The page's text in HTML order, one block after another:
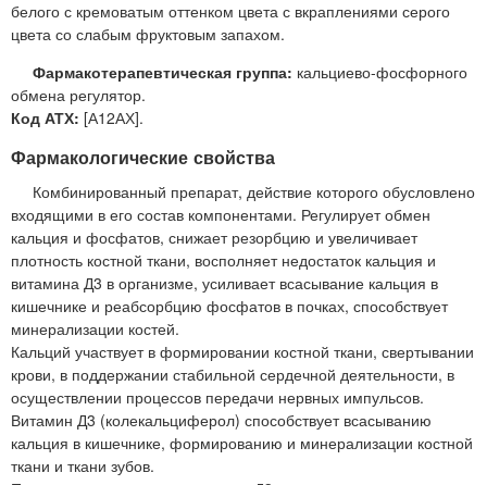
белого с кремоватым оттенком цвета с вкраплениями серого
цвета со слабым фруктовым запахом.
Фармакотерапевтическая группа: кальциево-фосфорного
обмена регулятор.
Код АТХ: [А12АХ].
Фармакологические свойства
Комбинированный препарат, действие которого обусловлено
входящими в его состав компонентами. Регулирует обмен
кальция и фосфатов, снижает резорбцию и увеличивает
плотность костной ткани, восполняет недостаток кальция и
витамина Д3 в организме, усиливает всасывание кальция в
кишечнике и реабсорбцию фосфатов в почках, способствует
минерализации костей.
Кальций участвует в формировании костной ткани, свертывании
крови, в поддержании стабильной сердечной деятельности, в
осуществлении процессов передачи нервных импульсов.
Витамин Д3 (колекальциферол) способствует всасыванию
кальция в кишечнике, формированию и минерализации костной
ткани и ткани зубов.